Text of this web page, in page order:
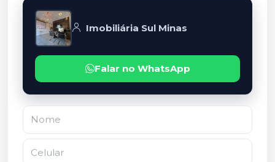
Imobiliária Sul Minas
Falar no WhatsApp